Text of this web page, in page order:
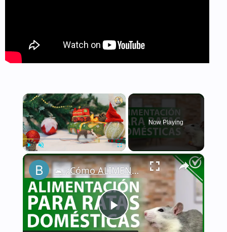
×
Play Unmute Fullscreen
Now Playing
×
Play
🐁 ¿Cómo ALIMENTAR a una RATA DOMÉSTICA de la manera correcta? - Nutrición 🐁🏡